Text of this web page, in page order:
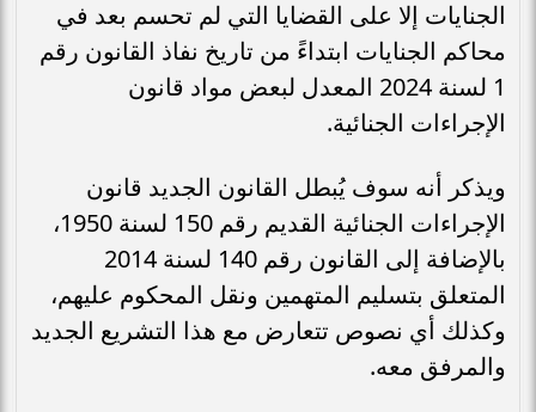
الجنايات إلا على القضايا التي لم تحسم بعد في
محاكم الجنايات ابتداءً من تاريخ نفاذ القانون رقم
1 لسنة 2024 المعدل لبعض مواد قانون
الإجراءات الجنائية.
ويذكر أنه سوف يُبطل القانون الجديد قانون
الإجراءات الجنائية القديم رقم 150 لسنة 1950،
بالإضافة إلى القانون رقم 140 لسنة 2014
المتعلق بتسليم المتهمين ونقل المحكوم عليهم،
وكذلك أي نصوص تتعارض مع هذا التشريع الجديد
والمرفق معه.